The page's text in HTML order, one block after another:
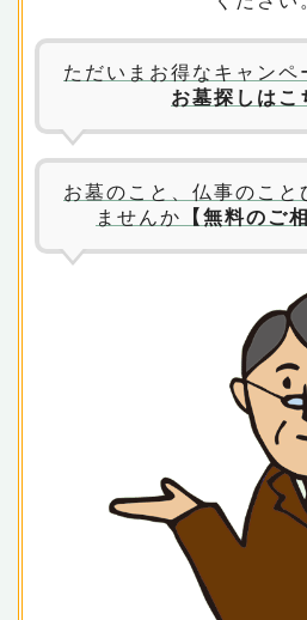
ただいまお得なキャンペ
お墓探しはこ
お墓のこと、仏事のこと
ませんか
【無料のご